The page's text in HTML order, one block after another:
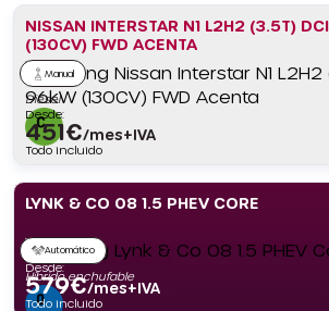
NISSAN INTERSTAR N1 L2H2 (3.5T)
(130CV) FWD ACENTA
Manual
Diésel
Desde:
451€/mes+IVA
Todo incluido
LYNK & CO 08 1.5 PHEV CORE
Automático
Híbrido enchufable
Desde:
579€/mes+IVA
Todo incluido